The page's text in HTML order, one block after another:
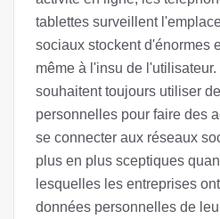
tablettes surveillent
sociaux stockent d'énormes
même à l'insu de
souhaitent toujours utiliser
personnelles pour faire des
se connecter aux réseaux
plus en plus sceptiques
lesquelles les entreprises
données personnelles de